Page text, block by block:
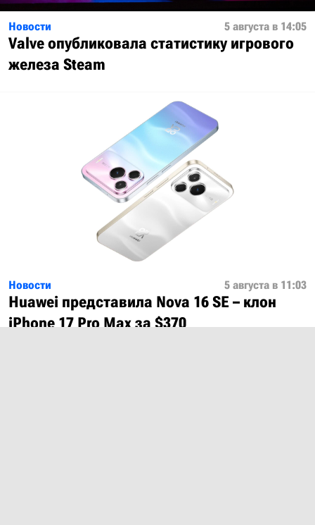
Новости 5 августа в 14:05
Valve опубликовала статистику игрового
железа Steam
Новости 5 августа в 11:03
Huawei представила Nova 16 SE – клон
iPhone 17 Pro Max за $370